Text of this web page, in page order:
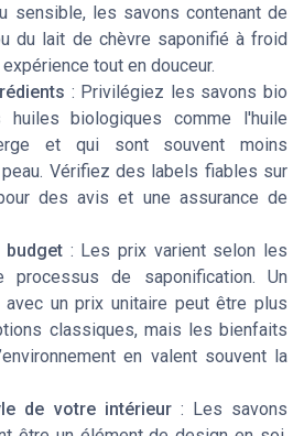
sensible, les savons contenant de
du lait de chèvre saponifié à froid
tout en douceur.
: Privilégiez les savons bio
biologiques comme l'huile
et qui sont souvent moins
Vérifiez des labels fiables sur
des avis et une assurance de
budget : Les prix varient selon les
processus de saponification. Un
avec un prix unitaire peut être plus
classiques, mais les bienfaits
en valent souvent la
de votre intérieur: Les savons